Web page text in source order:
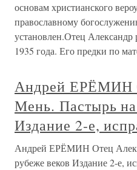
основам христианского
православному
установлен.Отец
1935 года. Его предки по
Андрей ЕРЁМИН
Мень. Пастырь
Издание 2-е,
Андрей ЕРЁМИН Отец
рубеже веков Издание 2-е,